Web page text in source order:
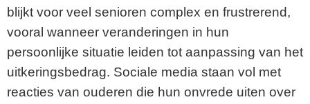
blijkt voor veel senioren complex en frustrerend,
vooral wanneer veranderingen in hun
persoonlijke situatie leiden tot aanpassing van het
uitkeringsbedrag. Sociale media staan vol met
reacties van ouderen die hun onvrede uiten over